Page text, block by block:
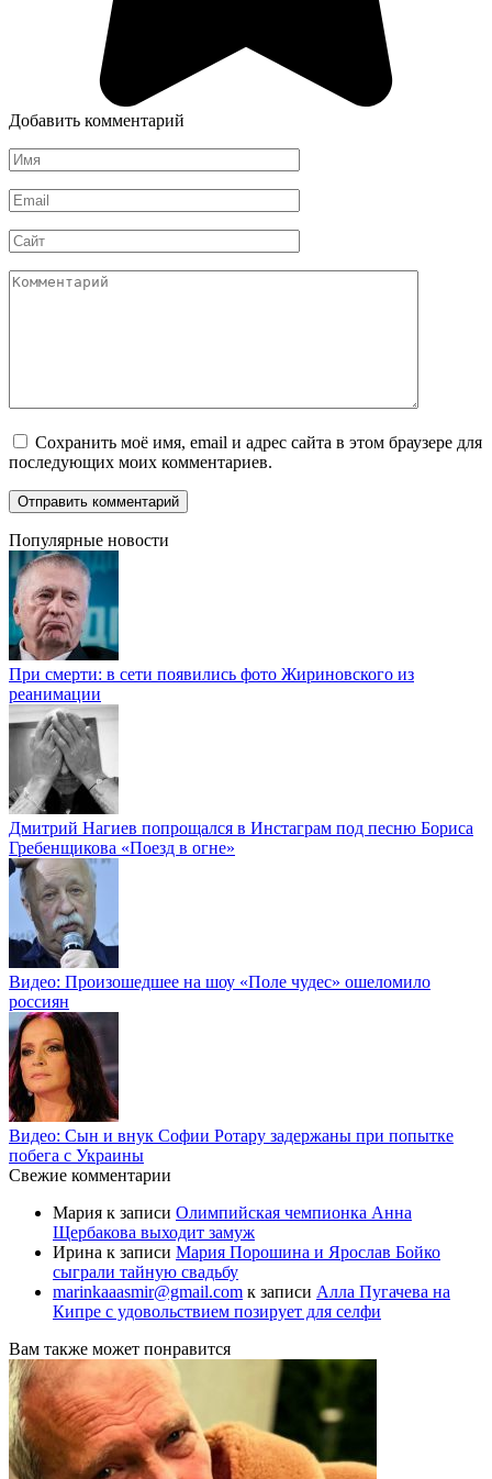
Добавить комментарий
Имя
*
Email
*
Сайт
Комментарий
Сохранить моё имя, email и адрес сайта в этом браузере для
последующих моих комментариев.
Популярные новости
При смерти: в сети появились фото Жириновского из
реанимации
Дмитрий Нагиев попрощался в Инстаграм под песню Бориса
Гребенщикова «Поезд в огне»
Видео: Произошедшее на шоу «Поле чудес» ошеломило
россиян
Видео: Сын и внук Софии Ротару задержаны при попытке
побега с Украины
Свежие комментарии
Мария к записи Олимпийская чемпионка Анна
Щербакова выходит замуж
Ирина к записи Мария Порошина и Ярослав Бойко
сыграли тайную свадьбу
marinkaaasmir@gmail.com к записи Алла Пугачева на
Кипре с удовольствием позирует для селфи
Вам также может понравится